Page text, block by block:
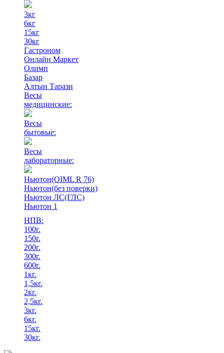
3кг
6кг
15кг
30кг
Гастроном
Онлайн Маркет
Олимп
Базар
Алтын Тарази
Весы
медицинские:
Весы
бытовые:
Весы
лабораторные:
Ньютон(OIML R 76)
Ньютон(без поверки)
Ньютон ЛС(ГЛС)
Ньютон 1
НПВ:
100г.
150г.
200г.
300г.
600г.
1кг.
1,5кг.
2кг.
2,5кг.
3кг.
6кг.
15кг.
30кг.